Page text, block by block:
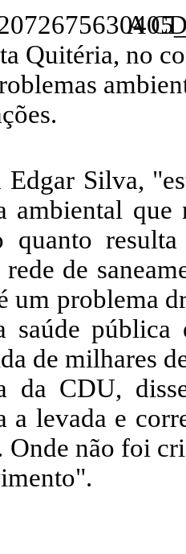
A
Quitéria, no
Silva,
ambiental
quanto
de
um problema
saúde
de milhares
da CDU,
a levada e
não foi